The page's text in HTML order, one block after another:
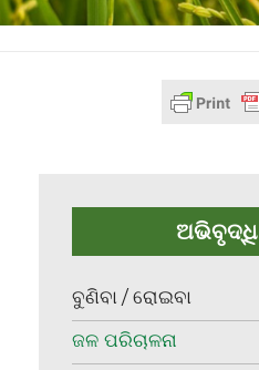
ଅଭିବୃଦ୍ଧି
ବୁଣିବା / ରୋଇବା
ଜଳ ପରିଚାଳନା